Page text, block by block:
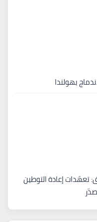
بهولندا
تعهّدات إعادة التوطين